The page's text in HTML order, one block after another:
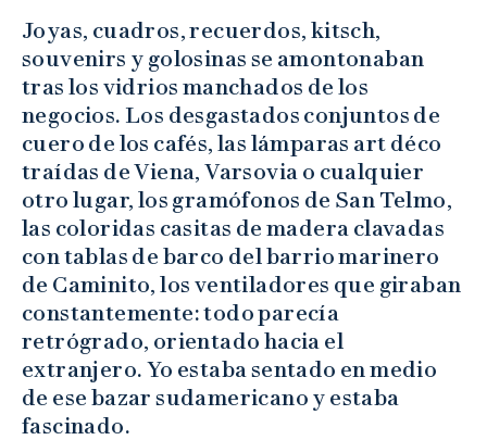
Joyas, cuadros, recuerdos, kitsch,
souvenirs y golosinas se amontonaban
tras los vidrios manchados de los
negocios. Los desgastados conjuntos de
cuero de los cafés, las lámparas art déco
traídas de Viena, Varsovia o cualquier
otro lugar, los gramófonos de San Telmo,
las coloridas casitas de madera clavadas
con tablas de barco del barrio marinero
de Caminito, los ventiladores que giraban
constantemente: todo parecía
retrógrado, orientado hacia el
extranjero. Yo estaba sentado en medio
de ese bazar sudamericano y estaba
fascinado.